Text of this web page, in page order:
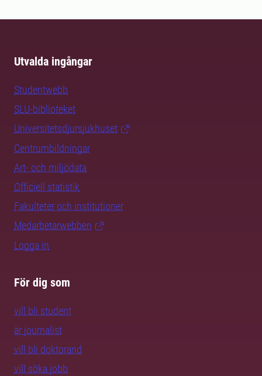
Utvalda ingångar
Studentwebb
SLU-biblioteket
Universitetsdjursjukhuset
Centrumbildningar
Art- och miljödata
Officiell statistik
Fakulteter och institutioner
Medarbetarwebben
Logga in
För dig som
vill bli student
är journalist
vill bli doktorand
vill söka jobb